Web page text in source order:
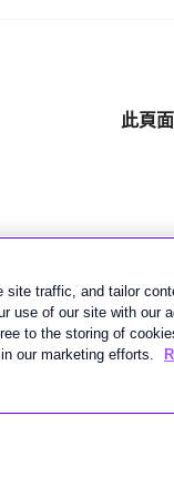
此頁
traffic, and tailor
use of our site with our
to the storing of
our marketing efforts.